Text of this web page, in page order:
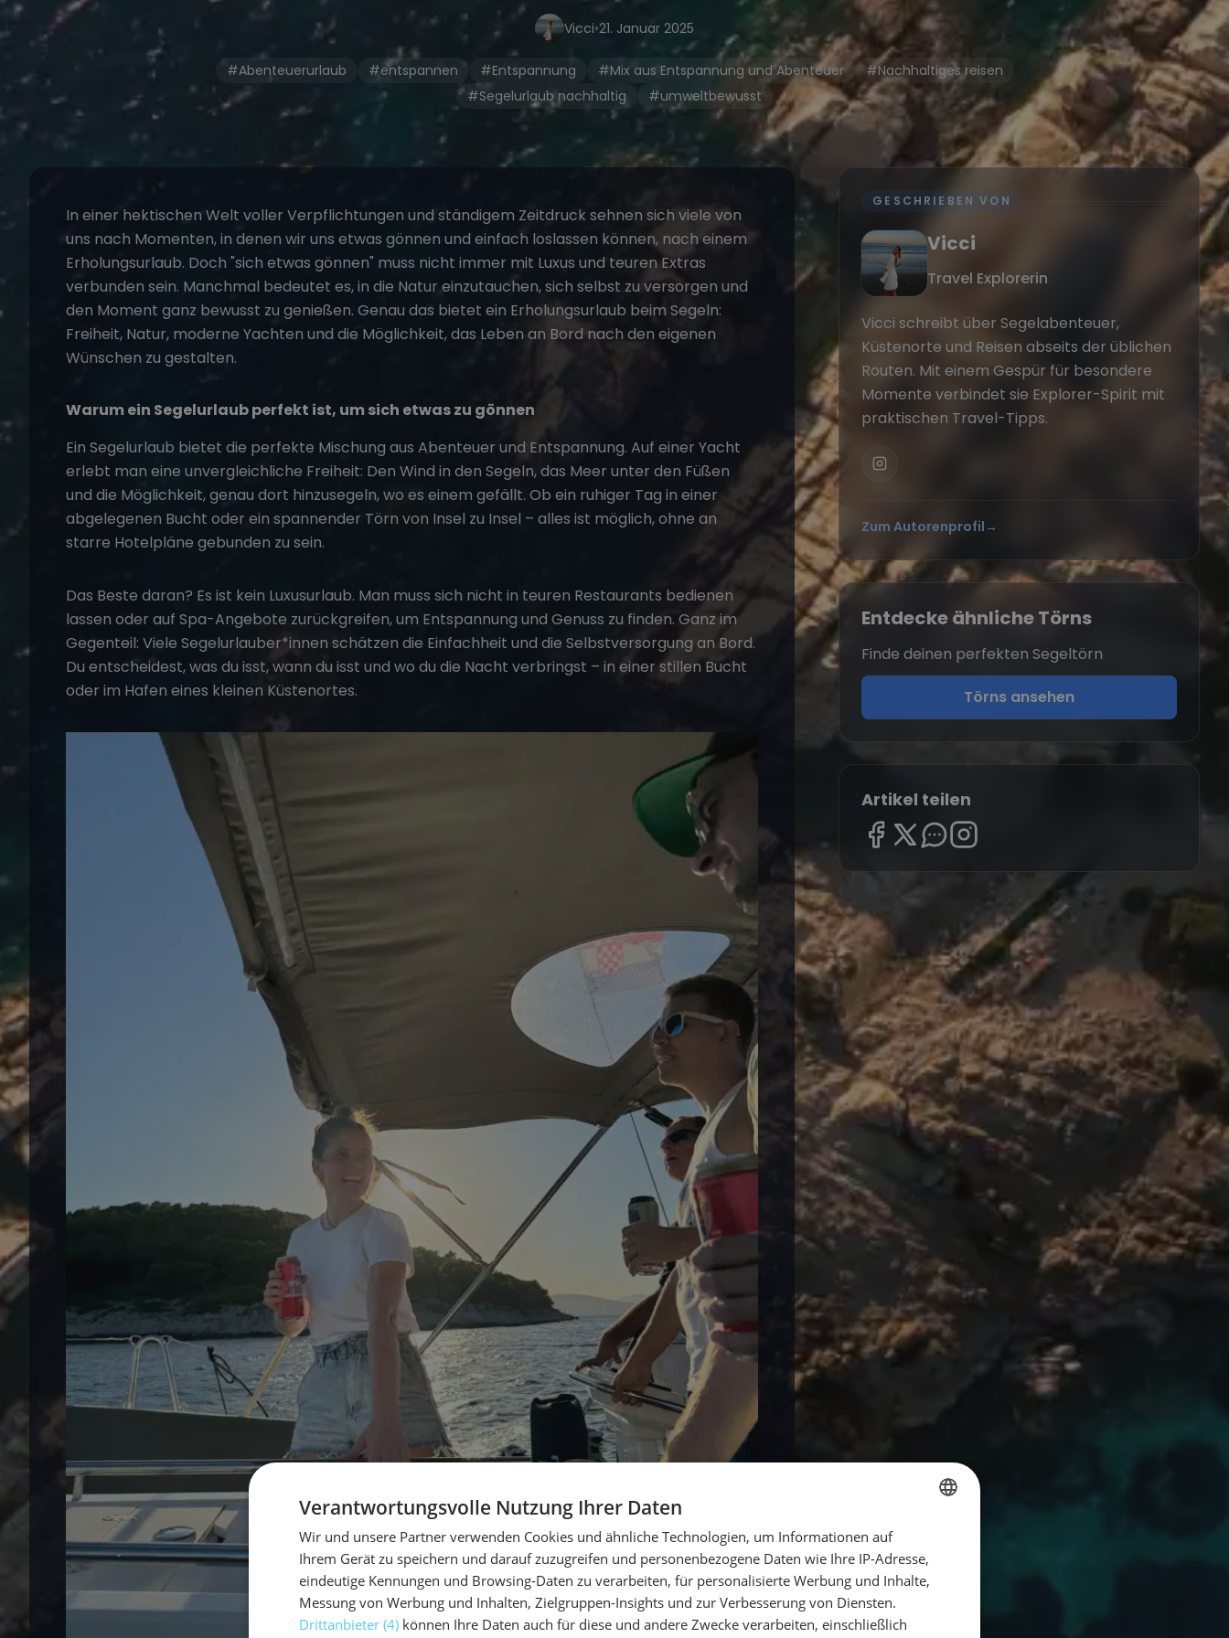
Vicci•21. Januar 2025
#Abenteuerurlaub #entspannen #Entspannung #Mix aus Entspannung und Abenteuer
#Nachhaltiges reisen
#Segelurlaub nachhaltig
#umweltbewusst
In einer hektischen Welt voller Verpflichtungen und ständigem Zeitdruck sehnen sich viele von
uns nach Momenten, in denen wir uns etwas gönnen und einfach loslassen können, nach einem
Erholungsurlaub. Doch "sich etwas gönnen" muss nicht immer mit Luxus und teuren Extras
verbunden sein. Manchmal bedeutet es, in die Natur einzutauchen, sich selbst zu versorgen und
den Moment ganz bewusst zu genießen. Genau das bietet ein Erholungsurlaub beim Segeln:
Freiheit, Natur, moderne Yachten und die Möglichkeit, das Leben an Bord nach den eigenen
Wünschen zu gestalten.
Warum ein Segelurlaub perfekt ist, um sich etwas zu gönnen
Ein Segelurlaub bietet die perfekte Mischung aus Abenteuer und Entspannung. Auf einer Yacht
erlebt man eine unvergleichliche Freiheit: Den Wind in den Segeln, das Meer unter den Füßen
und die Möglichkeit, genau dort hinzusegeln, wo es einem gefällt. Ob ein ruhiger Tag in einer
abgelegenen Bucht oder ein spannender Törn von Insel zu Insel – alles ist möglich, ohne an
starre Hotelpläne gebunden zu sein.
Das Beste daran? Es ist kein Luxusurlaub. Man muss sich nicht in teuren Restaurants bedienen
lassen oder auf Spa-Angebote zurückgreifen, um Entspannung und Genuss zu finden. Ganz im
Gegenteil: Viele Segelurlauber*innen schätzen die Einfachheit und die Selbstversorgung an Bord.
Du entscheidest, was du isst, wann du isst und wo du die Nacht verbringst – in einer stillen Bucht
oder im Hafen eines kleinen Küstenortes.
GESCHRIEBEN VON
Vicci
Travel Explorerin
Vicci schreibt über Segelabenteuer,
Küstenorte und Reisen abseits der üblichen
Routen. Mit einem Gespür für besondere
Momente verbindet sie Explorer-Spirit mit
praktischen Travel-Tipps.
Zum Autorenprofil →
Entdecke ähnliche Törns
Finde deinen perfekten Segeltörn
Törns ansehen
Artikel teilen
GERMAN
Verantwortungsvolle Nutzung Ihrer Daten
Wir und unsere Partner verwenden Cookies und ähnliche Technologien, um Informationen auf
Ihrem Gerät zu speichern und darauf zuzugreifen und personenbezogene Daten wie Ihre IP-Adresse,
eindeutige Kennungen und Browsing-Daten zu verarbeiten, für personalisierte Werbung und Inhalte,
Messung von Werbung und Inhalten, Zielgruppen-Insights und zur Verbesserung von Diensten.
Drittanbieter (4) können Ihre Daten auch für diese und andere Zwecke verarbeiten, einschließlich